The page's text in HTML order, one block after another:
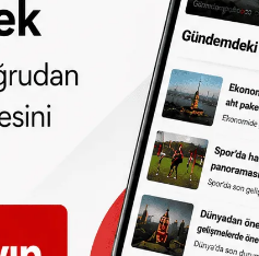
da KKTC ve
"İlk seferler her zaman
ifade ederek, THY